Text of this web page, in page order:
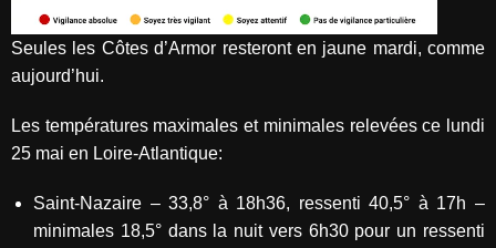
Seules les Côtes d’Armor resteront en jaune mardi, comme
aujourd’hui.
Les températures maximales et minimales relevées ce lundi
25 mai en Loire-Atlantique:
Saint-Nazaire – 33,8° à 18h36, ressenti 40,5° à 17h –
minimales 18,5° dans la nuit vers 6h30 pour un ressenti